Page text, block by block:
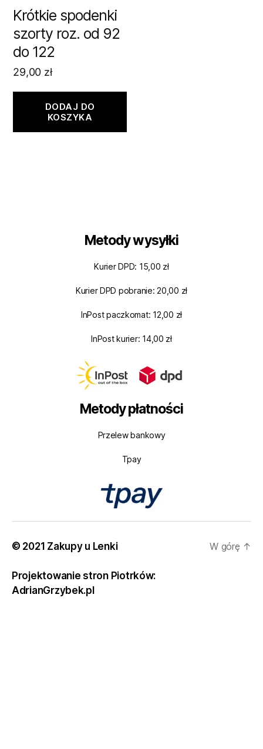
Krótkie spodenki
szorty roz. od 92
do 122
29,00 zł
DODAJ DO
KOSZYKA
Metody wysyłki
Kurier DPD: 15,00 zł
Kurier DPD pobranie: 20,00 zł
InPost paczkomat: 12,00 zł
InPost kurier: 14,00 zł
Metody płatności
Przelew bankowy
Tpay
© 2021 Zakupy u Lenki
Projektowanie stron Piotrków:
AdrianGrzybek.pl
W górę ↑